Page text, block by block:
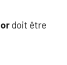
doit être